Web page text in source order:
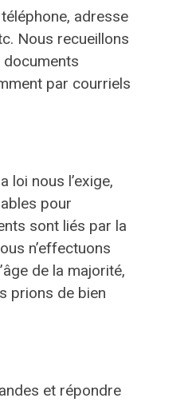
adresse
Nous recueillons
documents
par courriels
loi nous l’exige,
pour
sont liés par la
n’effectuons
de la majorité,
prions de bien
et répondre